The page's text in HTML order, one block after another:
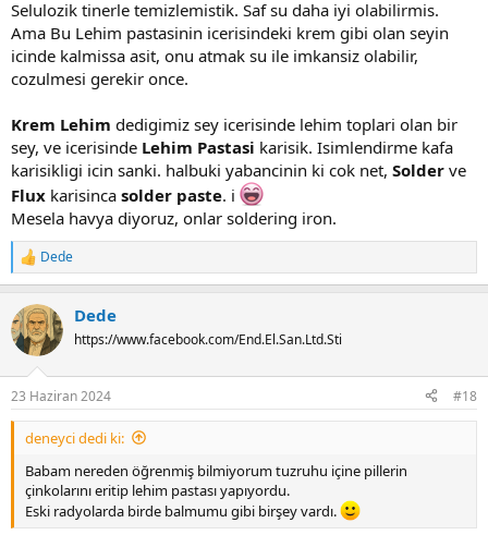
Selulozik tinerle temizlemistik. Saf su daha iyi olabilirmis.
Ama Bu Lehim pastasinin icerisindeki krem gibi olan seyin
icinde kalmissa asit, onu atmak su ile imkansiz olabilir,
cozulmesi gerekir once.
Krem Lehim dedigimiz sey icerisinde lehim toplari olan bir
sey, ve icerisinde Lehim Pastasi karisik. Isimlendirme kafa
karisikligi icin sanki. halbuki yabancinin ki cok net, Solder ve
Flux karisinca solder paste. i
Mesela havya diyoruz, onlar soldering iron.
R
e
c
t
i
s
:
Dede
Dede
https://www.facebook.com/End.El.San.Ltd.Sti
23 Haziran 2024 #18
deneyci dedi ki:
Babam nereden öğrenmiş bilmiyorum tuzruhu içine pillerin
çinkolarını eritip lehim pastası yapıyordu.
Eski radyolarda birde balmumu gibi birşey vardı.